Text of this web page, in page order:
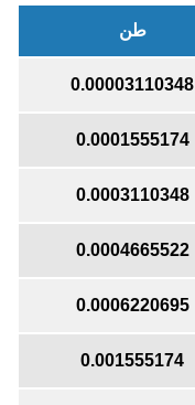
طن
0.00003110348
0.0001555174
0.0003110348
0.0004665522
0.0006220695
0.001555174